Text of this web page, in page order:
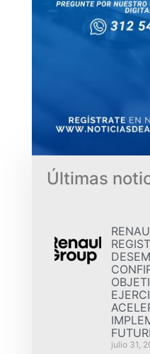
Últimas
julio 31,